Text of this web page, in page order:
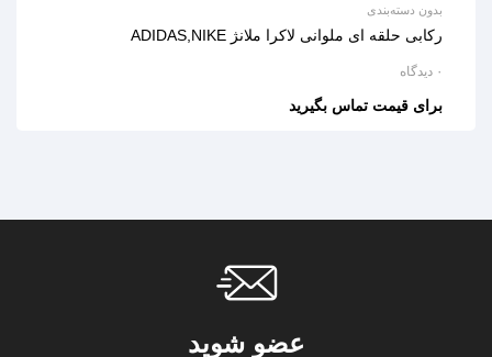
بدون دسته‌بندی
رکابی حلقه ای ملوانی لاکرا ملانژ ADIDAS,NIKE
۰ دیدگاه
برای قیمت تماس بگیرید
عضو شوید